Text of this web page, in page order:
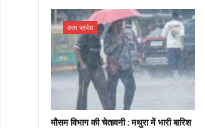
उत्तर प्रदेश
मौसम विभाग की चेतावनी : मथुरा में भारी बारिश